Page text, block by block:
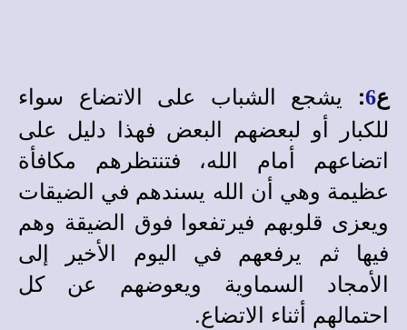
ع6
: يشجع الشباب على الاتضاع سواء
للكبار أو لبعضهم البعض فهذا دليل على
اتضاعهم أمام الله، فتنتظرهم مكافأة
عظيمة وهي أن الله يسندهم في الضيقات
ويعزى قلوبهم فيرتفعوا فوق الضيقة وهم
فيها ثم يرفعهم في اليوم الأخير إلى
الأمجاد السماوية ويعوضهم عن كل
احتمالهم أثناء الاتضاع.